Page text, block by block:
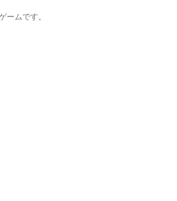
ームです。